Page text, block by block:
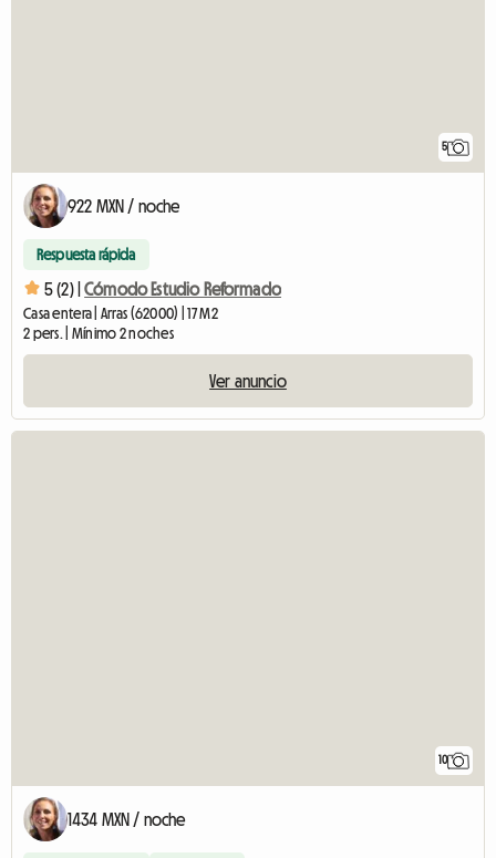
5
922 MXN / noche
Respuesta rápida
5 (2) | Cómodo Estudio Reformado
Casa entera | Arras (62000) | 17 M2
2 pers. | Mínimo 2 noches
Ver anuncio
10
1434 MXN / noche